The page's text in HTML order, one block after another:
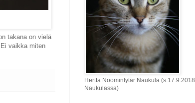
takana on vielä
vaikka miten
Hertta Noomintytär Naukula (s.17.9.2018
Naukulassa)